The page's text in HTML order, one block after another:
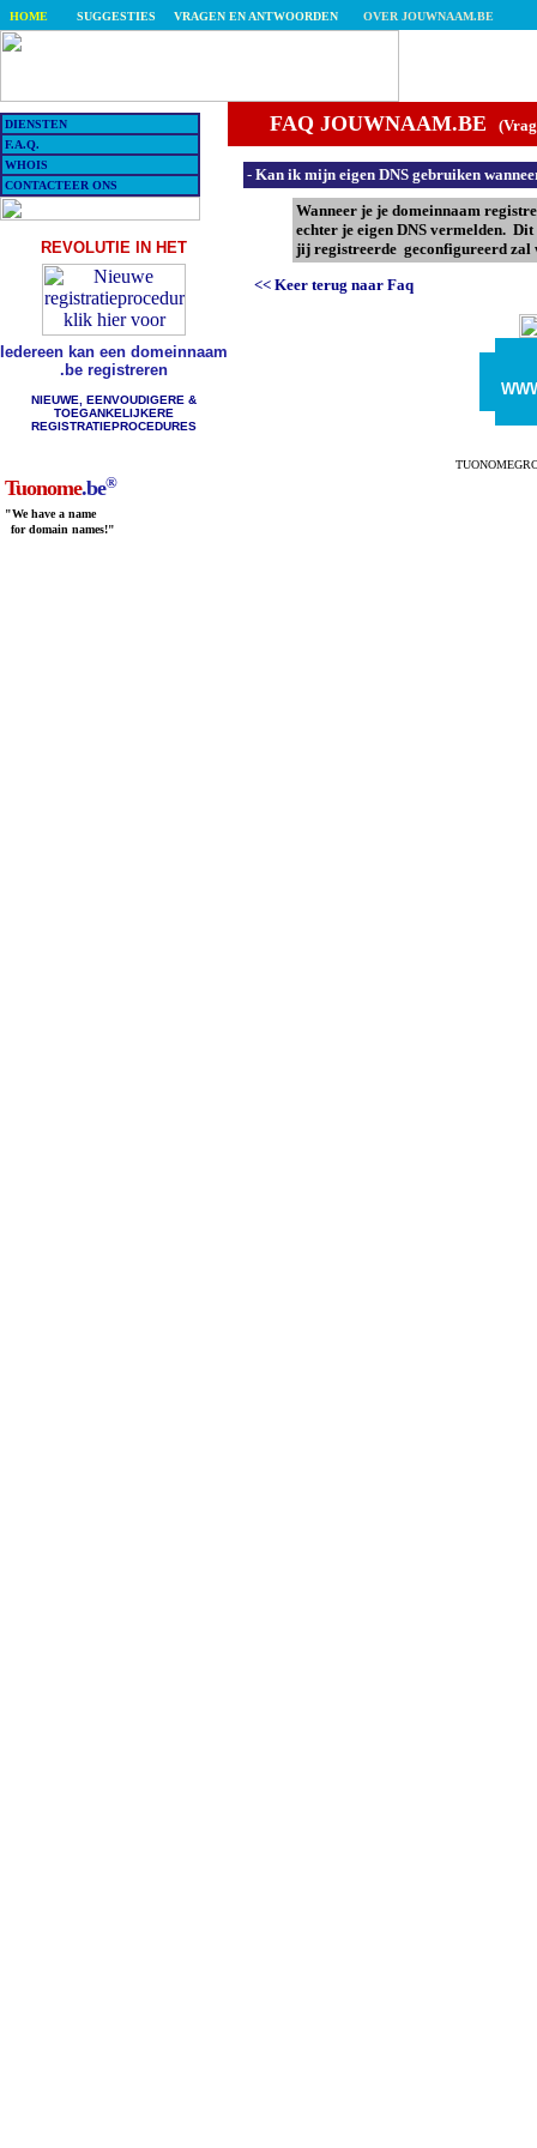
HOME SUGGESTIES VRAGEN EN ANTWOORDEN OVER JOUWNAAM.BE
DIENSTEN
F.A.Q.
WHOIS
CONTACTEER ONS
REVOLUTIE IN HET
Iedereen kan een domeinnaam
.be registreren
NIEUWE, EENVOUDIGERE &
TOEGANKELIJKERE
REGISTRATIEPROCEDURES
Tuonome.be®
"We have a name
for domain names!"
FAQ JOUWNAAM.BE
- Kan ik mijn eigen DNS gebruiken
Wanneer je je domeinnaam
echter je eigen DNS vermelden.
jij registreerde geconfigureerd zal
<< Keer terug naar Faq